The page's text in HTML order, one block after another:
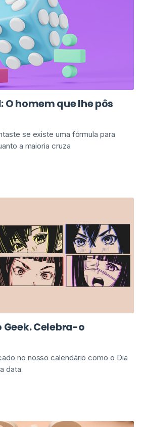
O homem que lhe pôs
se existe uma fórmula para
a maioria cruza
Geek. Celebra-o
no nosso calendário como o Dia
data